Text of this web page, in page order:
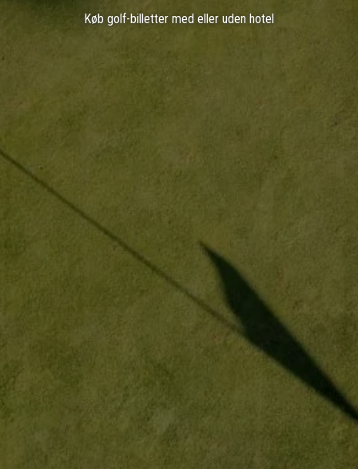
Køb golf-billetter med eller uden hotel